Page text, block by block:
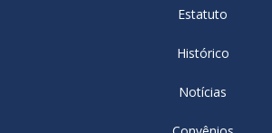
Estatuto
Histórico
Notícias